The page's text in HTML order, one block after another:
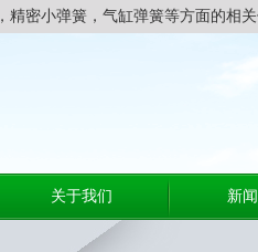
，精密小弹簧，气缸弹簧等方面的相
关于我们 新